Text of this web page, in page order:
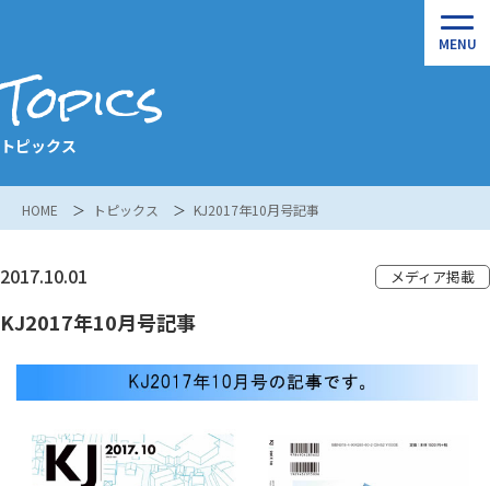
Topics
トピックス
HOME トピックス KJ2017年10月号記事
2017.10.01 メディア掲載
KJ2017年10月号記事